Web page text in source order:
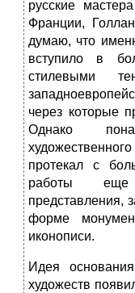
русские
Франции,
думаю, что
вступило в
стилевыми
через которые
Однако
протекал с
работы еще
представления,
форме
иконописи.
Идея
художеств